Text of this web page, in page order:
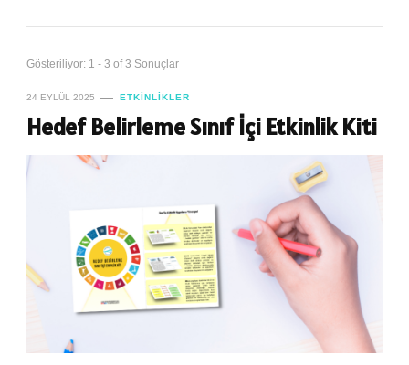
Gösteriliyor: 1 - 3 of 3 Sonuçlar
24 EYLÜL 2025 ETKINLIKLER
Hedef Belirleme Sınıf İçi Etkinlik Kiti